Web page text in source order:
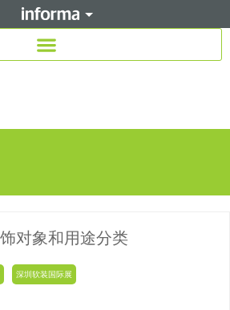
对象和用途分类
深圳软装国际展